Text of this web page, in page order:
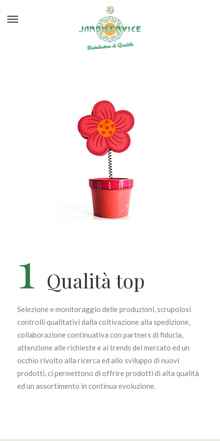
1 Qualità top
Selezione e monitoraggio delle produzioni, scrupolosi
controlli qualitativi dalla coltivazione alla spedizione,
collaborazione continuativa con partners di fiducia,
attenzione alle richieste e ai trends del mercato ed un
occhio rivolto alla ricerca ed allo sviluppo di nuovi
prodotti, ci permettono di offrire prodotti di alta qualità
ed un assortimento in continua evoluzione.